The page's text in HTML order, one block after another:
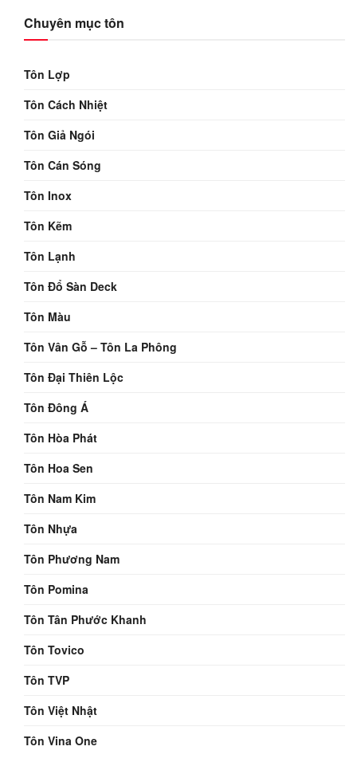
Chuyên mục tôn
Tôn Lợp
Tôn Cách Nhiệt
Tôn Giả Ngói
Tôn Cán Sóng
Tôn Inox
Tôn Kẽm
Tôn Lạnh
Tôn Đổ Sàn Deck
Tôn Màu
Tôn Vân Gỗ – Tôn La Phông
Tôn Đại Thiên Lộc
Tôn Đông Á
Tôn Hòa Phát
Tôn Hoa Sen
Tôn Nam Kim
Tôn Nhựa
Tôn Phương Nam
Tôn Pomina
Tôn Tân Phước Khanh
Tôn Tovico
Tôn TVP
Tôn Việt Nhật
Tôn Vina One